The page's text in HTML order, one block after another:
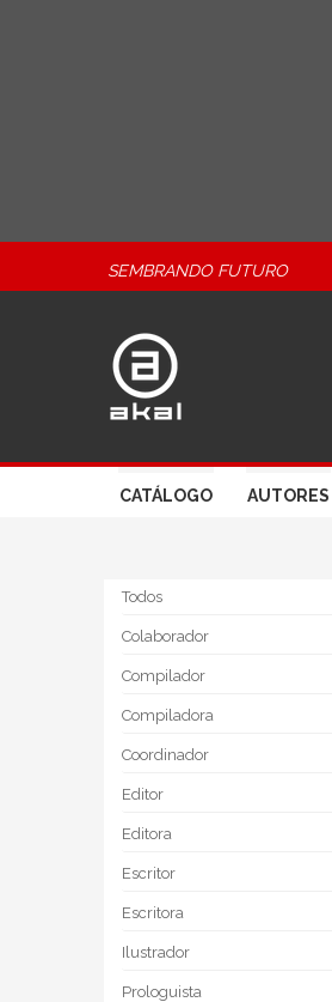
SEMBRANDO FUTURO
CATÁLOGO AUTORES
Todos
Colaborador
Compilador
Compiladora
Coordinador
Editor
Editora
Escritor
Escritora
Ilustrador
Prologuista